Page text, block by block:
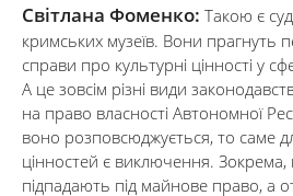
Світлана Фоменко: Такою є
кримських музеїв. Вони прагнуть
справи про культурні цінності у
А це зовсім різні види
на право власності Автономної
воно розповсюджується, то саме
цінностей є виключення. Зокрема,
підпадають під майнове право, а